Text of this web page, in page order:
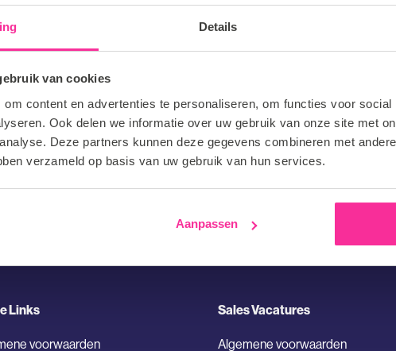
Details
van cookies
om content en advertenties te personaliseren, om functies voor
Ook delen we informatie over uw gebruik van onze site met
Deze partners kunnen deze gegevens combineren met
verzameld op basis van uw gebruik van hun services.
Aanpassen
in
Links
voorwaarden
Sales Vacatures
Algemene voorwaarden